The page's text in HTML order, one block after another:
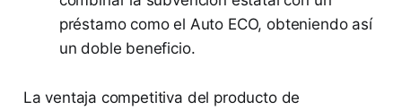
préstamo como el Auto ECO, obteniendo así
un doble beneficio.
La ventaja competitiva del producto de